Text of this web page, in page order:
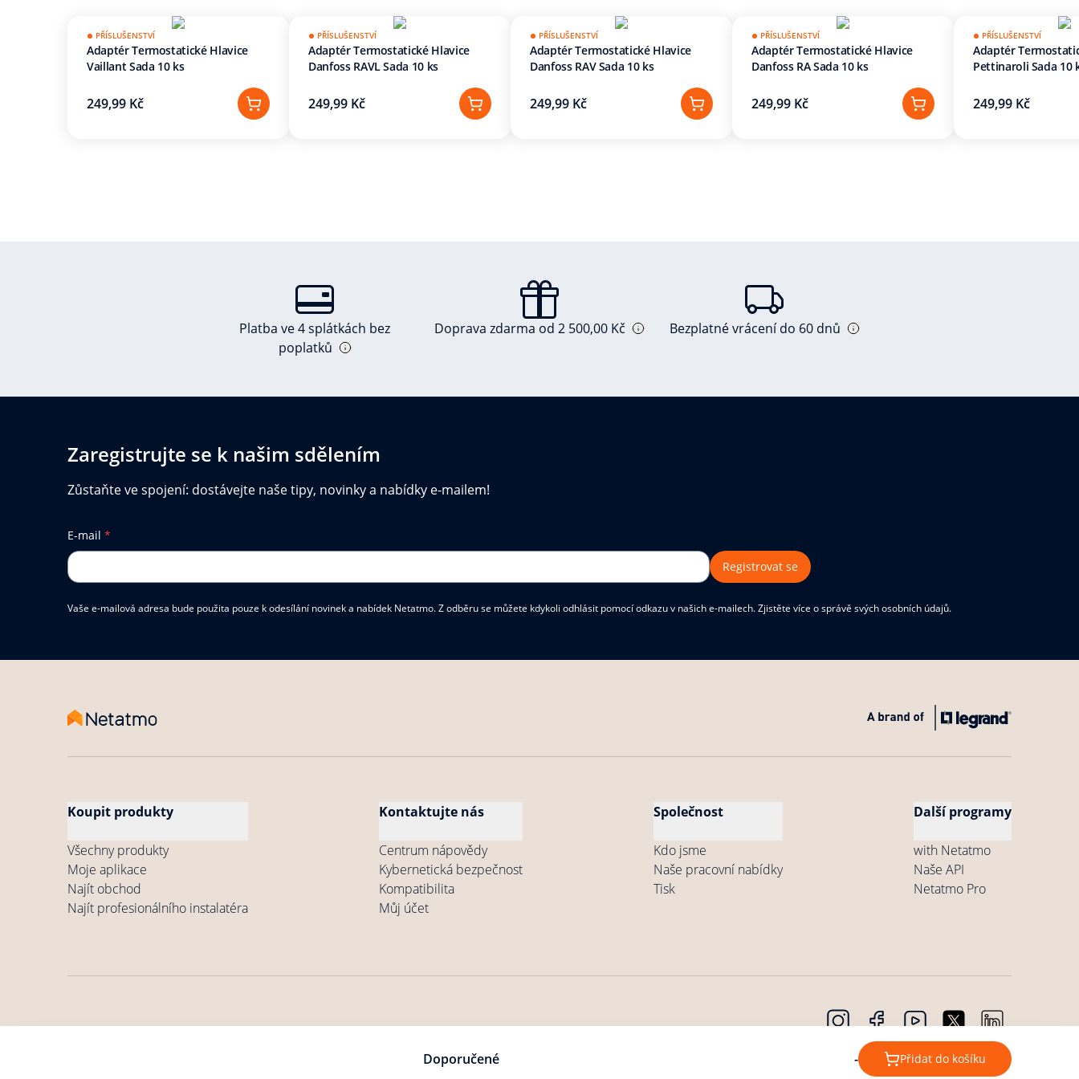
Doporučené - Přidat do košíku
PŘÍSLUŠENSTVÍ
Adaptér Termostatické Hlavice
Vaillant Sada 10 ks
249,99 Kč
PŘÍSLUŠENSTVÍ
Adaptér Termostatické Hlavice
Danfoss RAVL Sada 10 ks
249,99 Kč
PŘÍSLUŠENSTVÍ
Adaptér Termostatické Hlavice
Danfoss RAV Sada 10 ks
249,99 Kč
PŘÍSLUŠENSTVÍ
Adaptér Termostatické Hlavice
Danfoss RA Sada 10 ks
249,99 Kč
PŘÍSLUŠENSTVÍ
Adaptér
Pettinaroli Sada 10
249,99 Kč
Platba ve 4 splátkách bez
poplatků
Doprava zdarma od 2 500,00 Kč Bezplatné vrácení do 60 dnů
Zaregistrujte se k našim sdělením
Zůstaňte ve spojení: dostávejte naše tipy, novinky a nabídky e-mailem!
E-mail *
Registrovat se
Vaše e-mailová adresa bude použita pouze k odesílání novinek a nabídek Netatmo. Z odběru se můžete kdykoli odhlásit pomocí odkazu v našich e-mailech. Zjistěte více o správě svých osobních údajů.
Koupit produkty
Všechny produkty
Moje aplikace
Najít obchod
Najít profesionálního instalatéra
Kontaktujte nás
Centrum nápovědy
Kybernetická bezpečnost
Kompatibilita
Můj účet
Společnost
Kdo jsme
Naše pracovní nabídky
Tisk
Další programy
with Netatmo
Naše API
Netatmo Pro
Produktů
Copyright © 2026 Netatmo. Všechna práva
vyhrazena